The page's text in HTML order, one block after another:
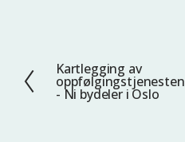
F
o
Kartlegging av
oppfølgingstjenesten
- Ni bydeler i Oslo
e